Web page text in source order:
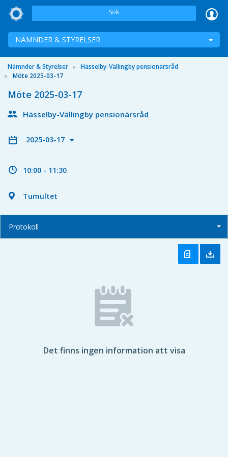
Sök
NÄMNDER & STYRELSER
Nämnder & Styrelser
Hässelby-Vällingby pensionärsråd
Möte 2025-03-17
Möte 2025-03-17
Hässelby-Vällingby pensionärsråd
2025-03-17
10:00 - 11:30
Tumultet
Protokoll
Det finns ingen information att visa